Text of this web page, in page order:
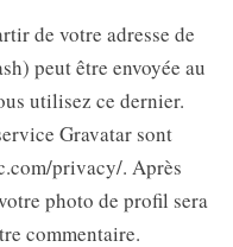
de votre adresse de
peut être envoyée au
utilisez ce dernier.
Gravatar sont
privacy/. Après
photo de profil sera
commentaire.